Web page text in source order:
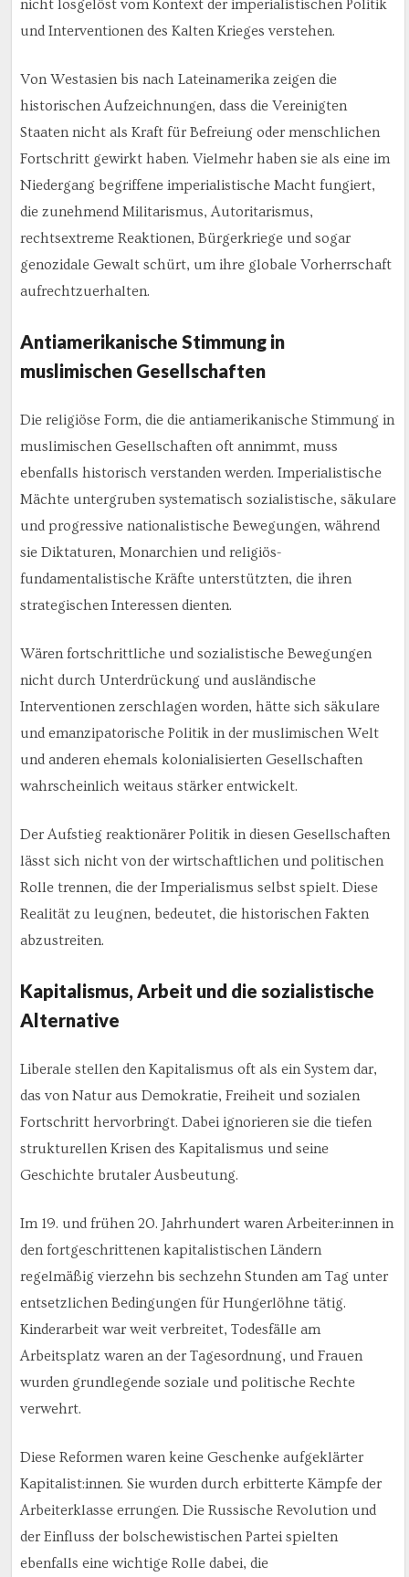
nicht losgelöst vom Kontext der imperialistischen Politik
und Interventionen des Kalten Krieges verstehen.
Von Westasien bis nach Lateinamerika zeigen die
historischen Aufzeichnungen, dass die Vereinigten
Staaten nicht als Kraft für Befreiung oder menschlichen
Fortschritt gewirkt haben. Vielmehr haben sie als eine im
Niedergang begriffene imperialistische Macht fungiert,
die zunehmend Militarismus, Autoritarismus,
rechtsextreme Reaktionen, Bürgerkriege und sogar
genozidale Gewalt schürt, um ihre globale Vorherrschaft
aufrechtzuerhalten.
Antiamerikanische Stimmung in
muslimischen Gesellschaften
Die religiöse Form, die die antiamerikanische Stimmung in
muslimischen Gesellschaften oft annimmt, muss
ebenfalls historisch verstanden werden. Imperialistische
Mächte untergruben systematisch sozialistische, säkulare
und progressive nationalistische Bewegungen, während
sie Diktaturen, Monarchien und religiös-
fundamentalistische Kräfte unterstützten, die ihren
strategischen Interessen dienten.
Wären fortschrittliche und sozialistische Bewegungen
nicht durch Unterdrückung und ausländische
Interventionen zerschlagen worden, hätte sich säkulare
und emanzipatorische Politik in der muslimischen Welt
und anderen ehemals kolonialisierten Gesellschaften
wahrscheinlich weitaus stärker entwickelt.
Der Aufstieg reaktionärer Politik in diesen Gesellschaften
lässt sich nicht von der wirtschaftlichen und politischen
Rolle trennen, die der Imperialismus selbst spielt. Diese
Realität zu leugnen, bedeutet, die historischen Fakten
abzustreiten.
Kapitalismus, Arbeit und die sozialistische
Alternative
Liberale stellen den Kapitalismus oft als ein System dar,
das von Natur aus Demokratie, Freiheit und sozialen
Fortschritt hervorbringt. Dabei ignorieren sie die tiefen
strukturellen Krisen des Kapitalismus und seine
Geschichte brutaler Ausbeutung.
Im 19. und frühen 20. Jahrhundert waren Arbeiter:innen in
den fortgeschrittenen kapitalistischen Ländern
regelmäßig vierzehn bis sechzehn Stunden am Tag unter
entsetzlichen Bedingungen für Hungerlöhne tätig.
Kinderarbeit war weit verbreitet, Todesfälle am
Arbeitsplatz waren an der Tagesordnung, und Frauen
wurden grundlegende soziale und politische Rechte
verwehrt.
Diese Reformen waren keine Geschenke aufgeklärter
Kapitalist:innen. Sie wurden durch erbitterte Kämpfe der
Arbeiterklasse errungen. Die Russische Revolution und
der Einfluss der bolschewistischen Partei spielten
ebenfalls eine wichtige Rolle dabei, die